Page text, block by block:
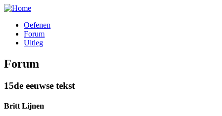
Overslaan
naar
inhoud
Hoofdnavigatie
Oefenen
Forum
Uitleg
Forum
15de eeuwse tekst
Britt Lijnen